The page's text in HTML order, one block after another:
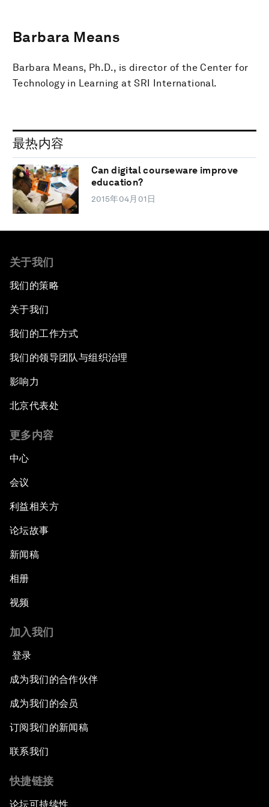
Barbara Means
Barbara Means, Ph.D., is director of the Center for
Technology in Learning at SRI International.
最热内容
Can digital courseware improve
education?
2015年04月01日
关于我们
我们的策略
关于我们
我们的工作方式
我们的领导团队与组织治理
影响力
北京代表处
更多内容
中心
会议
利益相关方
论坛故事
新闻稿
相册
视频
加入我们
登录
成为我们的合作伙伴
成为我们的会员
订阅我们的新闻稿
联系我们
快捷链接
论坛可持续性